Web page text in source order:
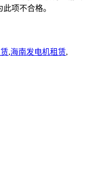
项不合格。
,海南发电机租赁,